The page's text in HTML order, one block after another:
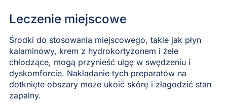
Leczenie miejscowe
Środki do stosowania miejscowego, takie jak płyn
kalaminowy, krem z hydrokortyzonem i żele
chłodzące, mogą przynieść ulgę w swędzeniu i
dyskomforcie. Nakładanie tych preparatów na
dotknięte obszary może ukoić skórę i złagodzić stan
zapalny.